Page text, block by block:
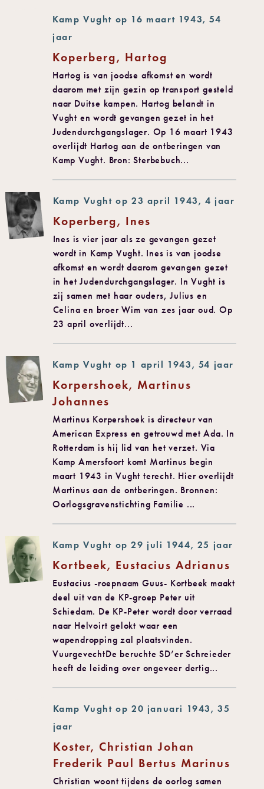
Kamp Vught op 16 maart 1943, 54
jaar
Koperberg, Hartog
Hartog is van joodse afkomst en wordt
daarom met zijn gezin op transport gesteld
naar Duitse kampen. Hartog belandt in
Vught en wordt gevangen gezet in het
Judendurchgangslager. Op 16 maart 1943
overlijdt Hartog aan de ontberingen van
Kamp Vught. Bron: Sterbebuch...
Kamp Vught op 23 april 1943, 4 jaar
Koperberg, Ines
Ines is vier jaar als ze gevangen gezet
wordt in Kamp Vught. Ines is van joodse
afkomst en wordt daarom gevangen gezet
in het Judendurchgangslager. In Vught is
zij samen met haar ouders, Julius en
Celina en broer Wim van zes jaar oud. Op
23 april overlijdt...
Kamp Vught op 1 april 1943, 54 jaar
Korpershoek, Martinus
Johannes
Martinus Korpershoek is directeur van
American Express en getrouwd met Ada. In
Rotterdam is hij lid van het verzet. Via
Kamp Amersfoort komt Martinus begin
maart 1943 in Vught terecht. Hier overlijdt
Martinus aan de ontberingen. Bronnen:
Oorlogsgravenstichting Familie ...
Kamp Vught op 29 juli 1944, 25 jaar
Kortbeek, Eustacius Adrianus
Eustacius -roepnaam Guus- Kortbeek maakt
deel uit van de KP-groep Peter uit
Schiedam. De KP-Peter wordt door verraad
naar Helvoirt gelokt waar een
wapendropping zal plaatsvinden.
VuurgevechtDe beruchte SD’er Schreieder
heeft de leiding over ongeveer dertig...
Kamp Vught op 20 januari 1943, 35
jaar
Koster, Christian Johan
Frederik Paul Bertus Marinus
Christian woont tijdens de oorlog samen